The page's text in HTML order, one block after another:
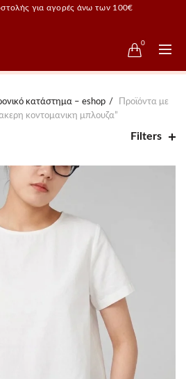
για αγορές άνω των 100€
0
κατάστημα – eshop
Προϊόντα με
κοντομανικη μπλουζα”
Filters